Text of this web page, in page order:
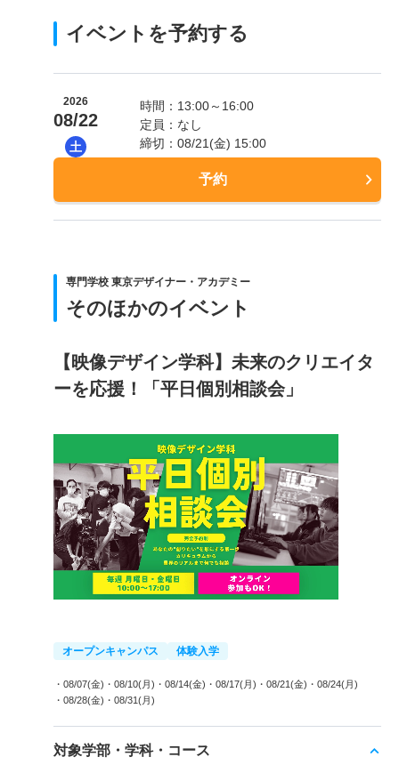
イベントを予約する
2026
08/22
土
時間：13:00～16:00
定員：なし
締切：08/21(金) 15:00
予約
専門学校 東京デザイナー・アカデミー
そのほかのイベント
【映像デザイン学科】未来のクリエイタ
ーを応援！「平日個別相談会」
オープンキャンパス 体験入学
・08/07(金) ・08/10(月) ・08/14(金) ・08/17(月) ・08/21(金) ・08/24(月)
・08/28(金) ・08/31(月)
対象学部・学科・コース